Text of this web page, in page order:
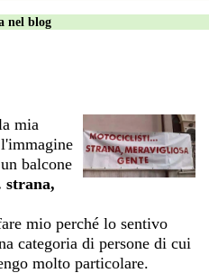
nel blog
mia
balcone
strana,
mio perché lo sentivo
categoria di persone di cui
molto particolare.